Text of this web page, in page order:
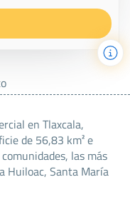
en Tlaxcala,
de 56,83 km² e
las más
Huiloac, Santa María